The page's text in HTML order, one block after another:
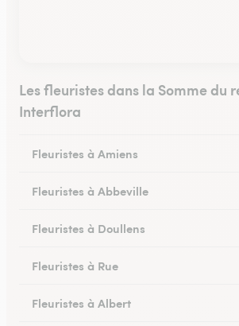
Les fleuristes dans la Somme du
Interflora
Fleuristes à Amiens
Fleuristes à Abbeville
Fleuristes à Doullens
Fleuristes à Rue
Fleuristes à Albert